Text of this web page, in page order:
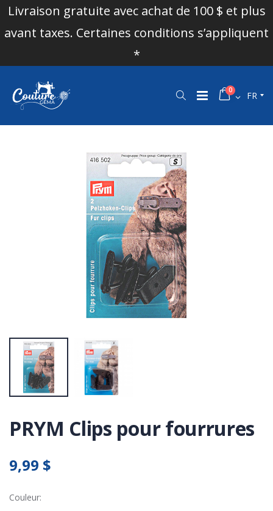
Livraison gratuite avec achat de 100 $ et plus
avant taxes. Certaines conditions s’appliquent
*
0 FR
PRYM Clips pour fourrures
9,99 $
Couleur: